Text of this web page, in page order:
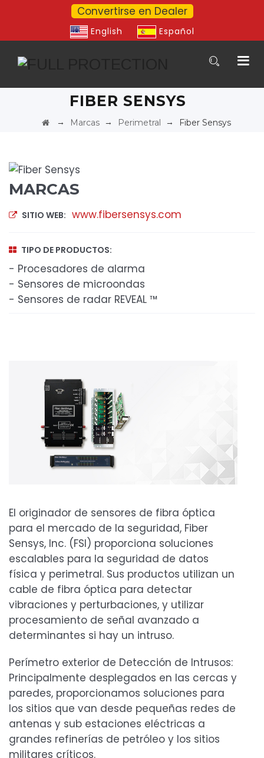
Convertirse en Dealer
English Español
FIBER SENSYS
→ Marcas → Perimetral → Fiber Sensys
MARCAS
SITIO WEB: www.fibersensys.com
TIPO DE PRODUCTOS:
- Procesadores de alarma
- Sensores de microondas
- Sensores de radar REVEAL ™
El originador de sensores de fibra óptica
para el mercado de la seguridad, Fiber
Sensys, Inc. (FSI) proporciona soluciones
escalables para la seguridad de datos
física y perimetral. Sus productos utilizan un
cable de fibra óptica para detectar
vibraciones y perturbaciones, y utilizar
procesamiento de señal avanzado a
determinantes si hay un intruso.
Perímetro exterior de Detección de Intrusos:
Principalmente desplegados en las cercas y
paredes, proporcionamos soluciones para
los sitios que van desde pequeñas redes de
antenas y sub estaciones eléctricas a
grandes refinerías de petróleo y los sitios
militares críticos.